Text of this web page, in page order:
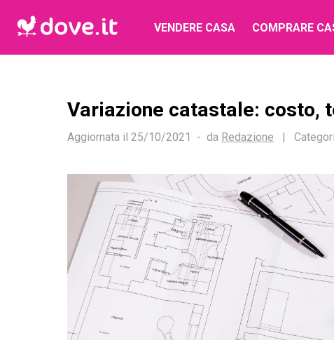
VENDERE CASA COMPRARE
Variazione catastale:
Aggiornata il 25/10/2021 da Redazione |